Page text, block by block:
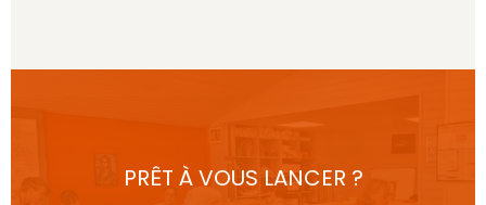
PRÊT À VOUS LANCER ?